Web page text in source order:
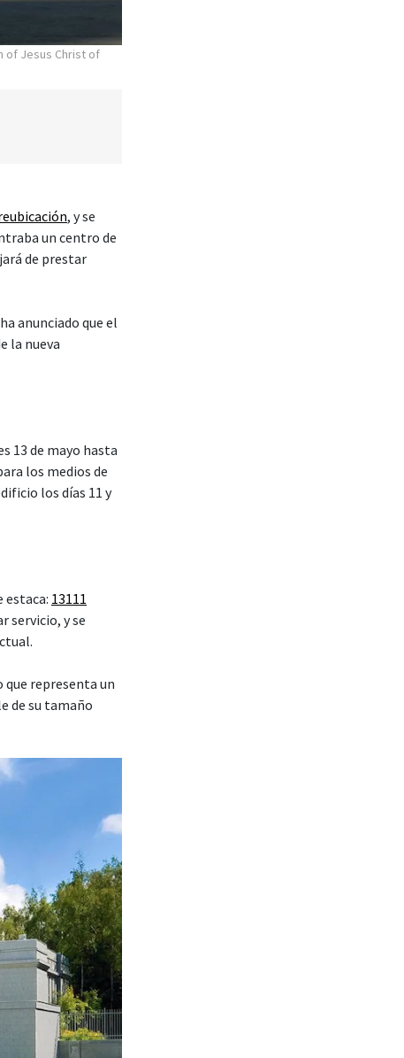
of Jesus Christ of
, y se
un centro de
de prestar
anunciado que el
la nueva
13 de mayo hasta
los medios de
los días 11 y
estaca: 13111
servicio, y se
que representa un
de su tamaño